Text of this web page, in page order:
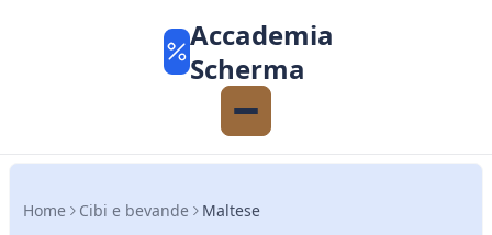
Accademia
Scherma
Home Cibi e bevande Maltese